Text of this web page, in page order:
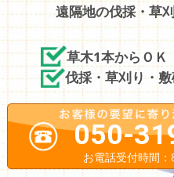
遠隔地の伐採・草
草木1本からＯＫ
伐採・草刈り・
050-
お電話受付時間